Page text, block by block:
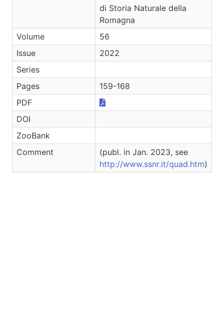
di Storia Naturale della
Romagna
Volume
56
Issue
2022
Series
Pages
159-168
PDF
DOI
ZooBank
Comment
(publ. in Jan. 2023, see
http://www.ssnr.it/quad.htm)